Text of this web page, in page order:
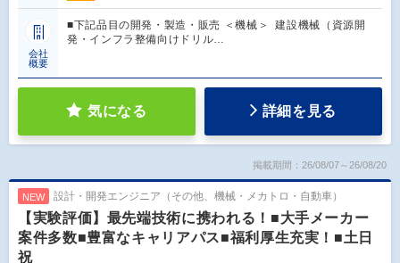
会社
概要
■下記品目の開発・製造・販売 ＜機械＞ 建設機械（資源開
発・インフラ整備向けドリル…
気になる 詳細を見る
掲載期間：26/08/07～26/08/20
NEW 設計・開発エンジニア（その他、機械・メカトロ・自動車）
【実験評価】最先端技術に携われる！■大手メーカー
案件多数■豊富なキャリアパス■福利厚生充実！■土日
祝